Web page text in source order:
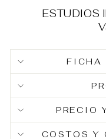
ESTUDIOS
FICHA
PRECIO
COSTOS Y